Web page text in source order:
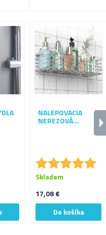
NALEPOVACIA
NEREZOVÁ
★★★★★
★★★★★
17,08 €
Skladem